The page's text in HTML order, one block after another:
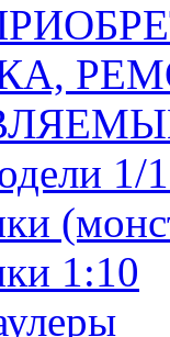
1/
1:10